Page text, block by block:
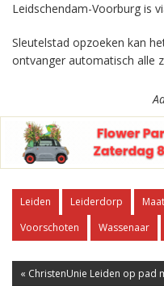
Leidschendam-Voorburg is
Sleutelstad opzoeken kan
ontvanger automatisch alle
Leiden Leiderdorp
Voorschoten
Wassenaar
« ChristenUnie Leiden op pad